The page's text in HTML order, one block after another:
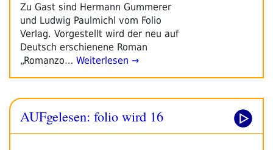
Zu Gast sind Hermann Gummerer
und Ludwig Paulmichl vom Folio
Verlag. Vorgestellt wird der neu auf
Deutsch erschienene Roman
„Romanzo… Weiterlesen →
AUFgelesen: folio wird 16